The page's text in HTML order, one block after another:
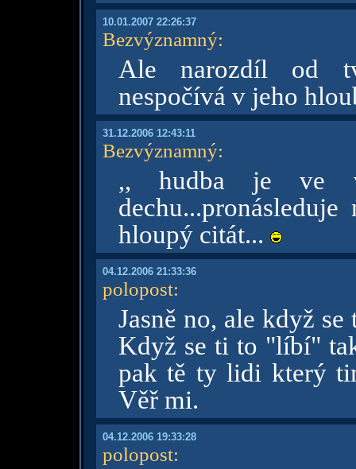
10.01.2007 22:26:37
Bezvýznamný:
Ale narozdíl od
nespočívá v jeho
31.12.2006 12:43:11
Bezvýznamný:
,, hudba je ve
hloupý citát...
04.12.2006 21:33:36
polopost:
Jasně no, ale když
Když se ti to "líbí"
pak tě ty lidi který
Věř mi.
04.12.2006 19:33:28
polopost: